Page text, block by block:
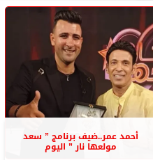
أحمد عمر..ضيف برنامج ” سعد
مولعها نار ” اليوم